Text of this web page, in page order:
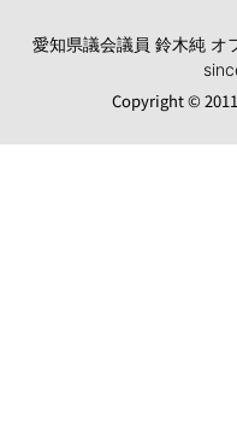
愛知県議会議員 鈴木純 オ
Copyright ©